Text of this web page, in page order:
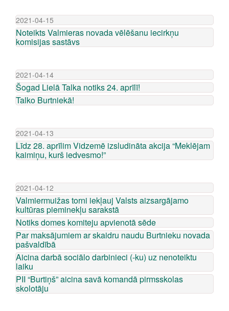
2021-04-15
Noteikts Valmieras novada vēlēšanu iecirkņu
komisijas sastāvs
2021-04-14
Šogad Lielā Talka notiks 24. aprīlī!
Talko Burtniekā!
2021-04-13
Līdz 28. aprīlim Vidzemē izsludināta akcija “Meklējam
kaimiņu, kurš iedvesmo!”
2021-04-12
Valmiermuižas torni iekļauj Valsts aizsargājamo
kultūras pieminekļu sarakstā
Notiks domes komiteju apvienotā sēde
Par maksājumiem ar skaidru naudu Burtnieku novada
pašvaldībā
Aicina darbā sociālo darbinieci (-ku) uz nenoteiktu
laiku
PII “Burtiņš” aicina savā komandā pirmsskolas
skolotāju